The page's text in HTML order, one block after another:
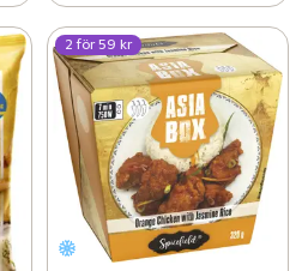
2 för 59 kr